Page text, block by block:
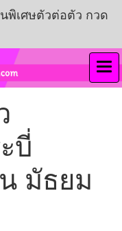
พิเศษตัวต่อตัว กวด
บี่
มัธยม